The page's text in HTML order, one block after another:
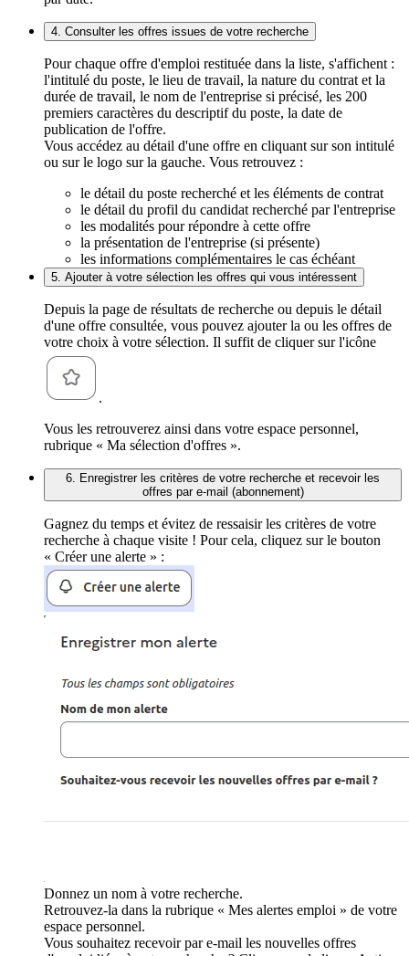
4. Consulter les offres issues de votre recherche
Pour chaque offre d'emploi restituée dans la liste, s'affichent :
l'intitulé du poste, le lieu de travail, la nature du contrat et la
durée de travail, le nom de l'entreprise si précisé, les 200
premiers caractères du descriptif du poste, la date de
publication de l'offre.
Vous accédez au détail d'une offre en cliquant sur son intitulé
ou sur le logo sur la gauche. Vous retrouvez :
le détail du poste recherché et les éléments de contrat
le détail du profil du candidat recherché par l'entreprise
les modalités pour répondre à cette offre
la présentation de l'entreprise (si présente)
les informations complémentaires le cas échéant
5. Ajouter à votre sélection les offres qui vous intéressent
Depuis la page de résultats de recherche ou depuis le détail
d'une offre consultée, vous pouvez ajouter la ou les offres de
votre choix à votre sélection. Il suffit de cliquer sur l'icône
.
Vous les retrouverez ainsi dans votre espace personnel,
rubrique « Ma sélection d'offres ».
6. Enregistrer les critères de votre recherche et recevoir les
offres par e-mail (abonnement)
Gagnez du temps et évitez de ressaisir les critères de votre
recherche à chaque visite ! Pour cela, cliquez sur le bouton
« Créer une alerte » :
Donnez un nom à votre recherche.
Retrouvez-la dans la rubrique « Mes alertes emploi » de votre
espace personnel.
Vous souhaitez recevoir par e-mail les nouvelles offres